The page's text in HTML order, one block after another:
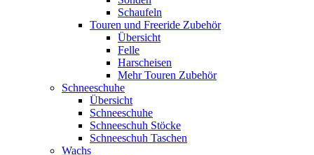
Schaufeln
Touren und Freeride Zubehör
Übersicht
Felle
Harscheisen
Mehr Touren Zubehör
Schneeschuhe
Übersicht
Schneeschuhe
Schneeschuh Stöcke
Schneeschuh Taschen
Wachs